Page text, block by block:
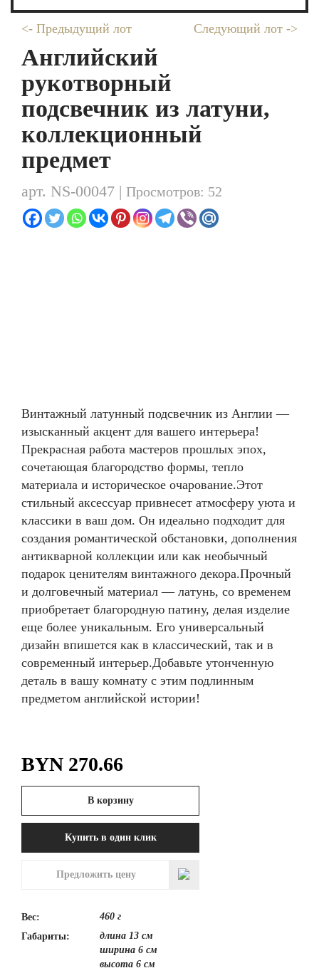
<- Предыдущий лот Следующий лот ->
Английский
рукотворный
подсвечник из латуни,
коллекционный
предмет
арт. NS-00047 | Просмотров: 52
Винтажный латунный подсвечник из Англии —
изысканный акцент для вашего интерьера!
Прекрасная работа мастеров прошлых эпох,
сочетающая благородство формы, тепло
материала и историческое очарование.Этот
стильный аксессуар привнесет атмосферу уюта и
классики в ваш дом. Он идеально подходит для
создания романтической обстановки, дополнения
антикварной коллекции или как необычный
подарок ценителям винтажного декора.Прочный
и долговечный материал — латунь, со временем
приобретает благородную патину, делая изделие
еще более уникальным. Его универсальный
дизайн впишется как в классический, так и в
современный интерьер.Добавьте утонченную
деталь в вашу комнату с этим подлинным
предметом английской истории!
BYN 270.66
В корзину
Купить в один клик
Предложить цену
Вес:
460 г
Габариты:
длина 13 см
ширина 6 см
высота 6 см